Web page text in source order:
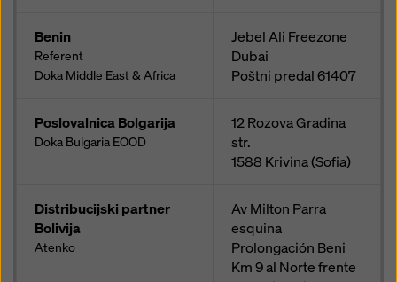
Benin
Referent
Doka Middle East & Africa
Jebel Ali Freezone
Dubai
Poštni predal61407
Poslovalnica Bolgarija
Doka Bulgaria EOOD
12 Rozova Gradina
str.
1588 Krivina (Sofia)
Distribucijski partner
Bolivija
Atenko
Av Milton Parra
esquina
Prolongación Beni
Km 9 al Norte frente